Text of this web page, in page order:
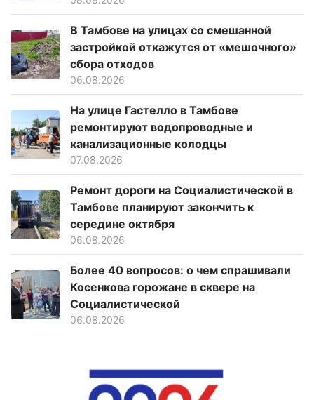
В Тамбове на улицах со смешанной
застройкой откажутся от «мешочного»
сбора отходов
06.08.2026
На улице Гастелло в Тамбове
ремонтируют водопроводные и
канализационные колодцы
07.08.2026
Ремонт дороги на Социалистической в
Тамбове планируют закончить к
середине октября
06.08.2026
Более 40 вопросов: о чем спрашивали
Косенкова горожане в сквере на
Социалистической
06.08.2026